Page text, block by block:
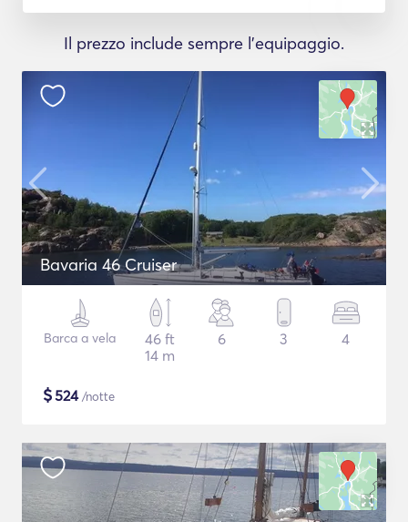
Il prezzo include sempre l'equipaggio.
Bavaria 46 Cruiser
Barca a vela
46 ft
14 m
6 3 4
$524/notte